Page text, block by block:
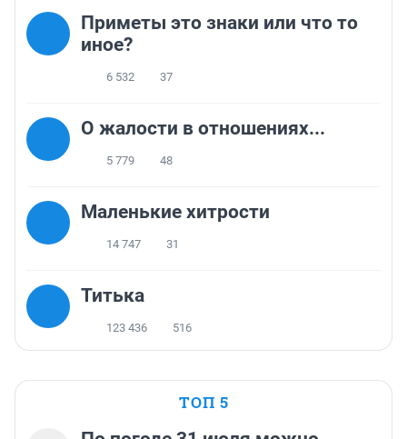
Приметы это знаки или что то
иное?
6 532 37
О жалости в отношениях...
5 779 48
Маленькие хитрости
14 747 31
Титька
123 436 516
ТОП 5